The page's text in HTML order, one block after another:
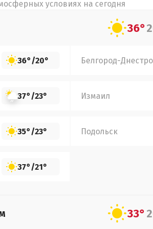
условиях на сегодня
36°
36°/20° Белгород-
37°/23° Измаил
35°/23° Подольск
37°/21°
33°